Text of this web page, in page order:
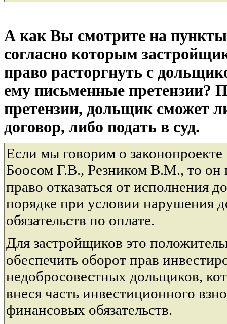
А как Вы смотрите на пункты
согласно которым
право расторгнуть с
ему письменные претензии?
претензии, дольщик сможет
договор, либо подать в суд.
Если мы говорим о
Боосом Г.В., Резником В.М., то он
право отказаться от исполнения
порядке при условии нарушения
обязательств по оплате.
Для застройщиков это
обеспечить оборот прав
недобросовестных дольщиков,
внеся часть инвестиционного
финансовых обязательств.